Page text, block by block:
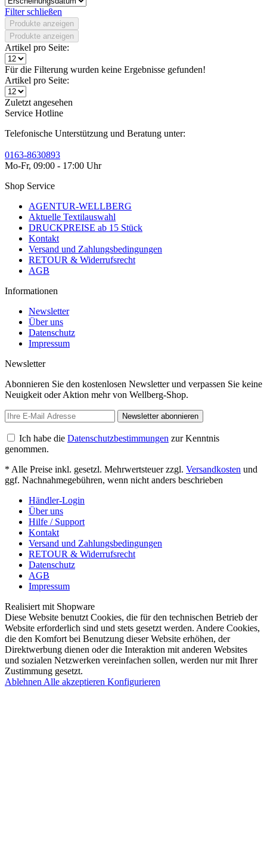
Filter schließen
Produkte anzeigen
Produkte anzeigen
Artikel pro Seite:
Für die Filterung wurden keine Ergebnisse gefunden!
Artikel pro Seite:
Zuletzt angesehen
Service Hotline
Telefonische Unterstützung und Beratung unter:
0163-8630893
Mo-Fr, 09:00 - 17:00 Uhr
Shop Service
AGENTUR-WELLBERG
Aktuelle Textilauswahl
DRUCKPREISE ab 15 Stück
Kontakt
Versand und Zahlungsbedingungen
RETOUR & Widerrufsrecht
AGB
Informationen
Newsletter
Über uns
Datenschutz
Impressum
Newsletter
Abonnieren Sie den kostenlosen Newsletter und verpassen Sie keine
Neuigkeit oder Aktion mehr von Wellberg-Shop.
Newsletter abonnieren
Ich habe die Datenschutzbestimmungen zur Kenntnis
genommen.
* Alle Preise inkl. gesetzl. Mehrwertsteuer zzgl. Versandkosten und
ggf. Nachnahmegebühren, wenn nicht anders beschrieben
Händler-Login
Über uns
Hilfe / Support
Kontakt
Versand und Zahlungsbedingungen
RETOUR & Widerrufsrecht
Datenschutz
AGB
Impressum
Realisiert mit Shopware
Diese Website benutzt Cookies, die für den technischen Betrieb der
Website erforderlich sind und stets gesetzt werden. Andere Cookies,
die den Komfort bei Benutzung dieser Website erhöhen, der
Direktwerbung dienen oder die Interaktion mit anderen Websites
und sozialen Netzwerken vereinfachen sollen, werden nur mit Ihrer
Zustimmung gesetzt.
Ablehnen Alle akzeptieren Konfigurieren